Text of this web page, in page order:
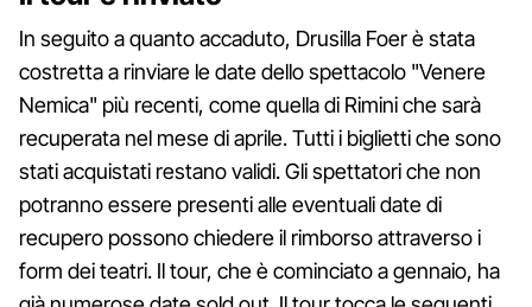
In seguito a quanto accaduto, Drusilla Foer è stata
costretta a rinviare le date dello spettacolo "Venere
Nemica" più recenti, come quella di Rimini che sarà
recuperata nel mese di aprile. Tutti i biglietti che sono
stati acquistati restano validi. Gli spettatori che non
potranno essere presenti alle eventuali date di
recupero possono chiedere il rimborso attraverso i
form dei teatri. Il tour, che è cominciato a gennaio, ha